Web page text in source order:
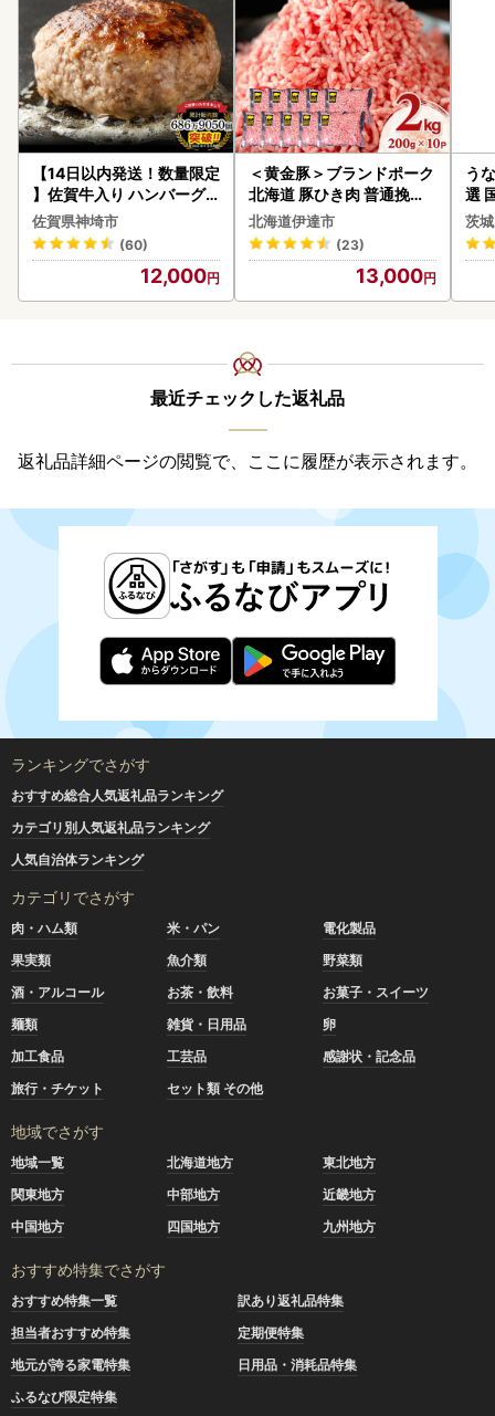
【14日以内発送！数量限定
】佐賀牛入り ハンバーグ 2
2個 2.6kg(120g×22個)(H
083106)
佐賀県神埼市
(60)
12,000
＜黄金豚＞ブランドポーク
北海道 豚ひき肉 普通挽き
200g 10パック 計2kg
北海道伊達市
(23)
13,000
う
選
付
あ
人
茨
最近チェックした返礼品
返礼品詳細ページの閲覧で、ここに履歴が表示されます。
ランキングでさがす
おすすめ総合人気返礼品ランキング
カテゴリ別人気返礼品ランキング
人気自治体ランキング
カテゴリでさがす
肉・ハム類 米・パン
電化製品
果実類
魚介類
野菜類
酒・アルコール
お茶・飲料
お菓子・スイーツ
麺類
雑貨・日用品
卵
加工食品
工芸品
感謝状・記念品
旅行・チケット
セット類 その他
地域でさがす
地域一覧 北海道地方
東北地方
関東地方
中部地方
近畿地方
中国地方
四国地方 九州地方
おすすめ特集でさがす
おすすめ特集一覧
訳あり返礼品特集
担当者おすすめ特集
定期便特集
地元が誇る家電特集
日用品・消耗品特集
ふるなび限定特集